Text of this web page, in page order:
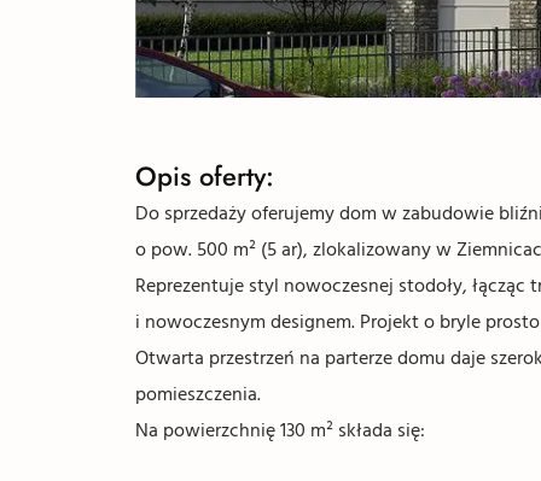
Opis oferty:
Do sprzedaży oferujemy dom w zabudowie
o pow. 500 m² (5 ar), zlokalizowany w
Reprezentuje styl nowoczesnej stodoły,
i nowoczesnym designem. Projekt o bryle
Otwarta przestrzeń na parterze domu daje
pomieszczenia.
Na powierzchnię 130 m² składa się: